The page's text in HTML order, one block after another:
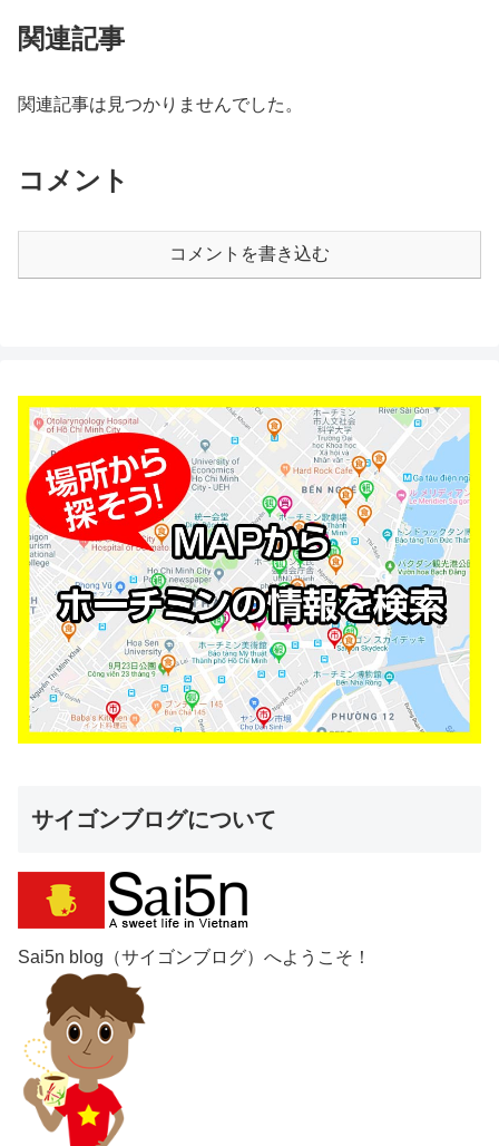
関連記事
関連記事は見つかりませんでした。
コメント
コメントを書き込む
サイゴンブログについて
Sai5n blog（サイゴンブログ）へようこそ！